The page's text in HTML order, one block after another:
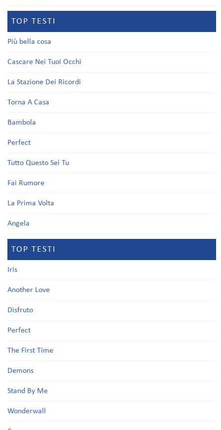
TOP TESTI
Più bella cosa
Cascare Nei Tuoi Occhi
La Stazione Dei Ricordi
Torna A Casa
Bambola
Perfect
Tutto Questo Sei Tu
Fai Rumore
La Prima Volta
Angela
TOP TESTI
Iris
Another Love
Disfruto
Perfect
The First Time
Demons
Stand By Me
Wonderwall